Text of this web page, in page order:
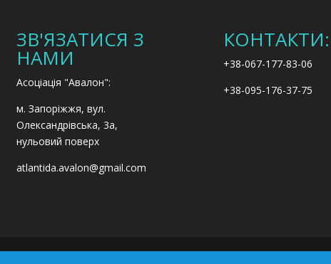
ЗВ'ЯЗАТИСЯ З
НАМИ
Асоціація "Авалон":
м. Запоріжжя, вул.
Олександрівська, 3а,
нульовий поверх
atlantida.avalon@gmail.com
КОНТАКТИ:
+38-067-177-83-06
+38-095-176-37-75